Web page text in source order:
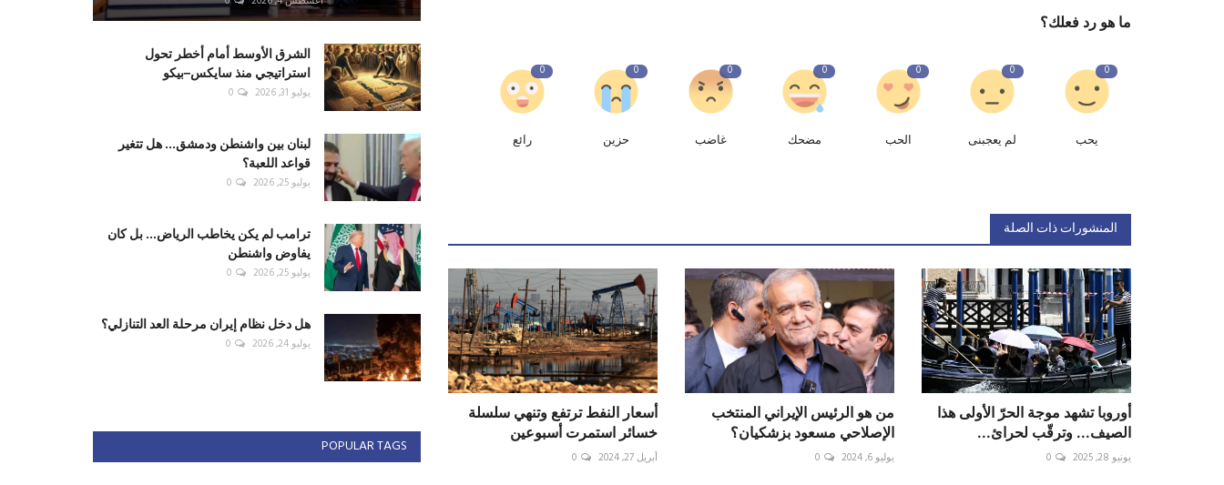
ما هو رد فعلك؟
0
يحب
0
لم يعجبنى
0
الحب
0
مضحك
0
غاضب
0
حزين
0
رائع
المنشورات ذات الصلة
أوروبا تشهد موجة الحرّ الأولى هذا
الصيف... وترقّب لحرائ...
يونيو 28, 2025 0
من هو الرئيس الإيراني المنتخب
الإصلاحي مسعود بزشكيان؟
يوليو 6, 2024 0
أسعار النفط ترتفع وتنهي سلسلة
خسائر استمرت أسبوعين
أبريل 27, 2024 0
الشرق الأوسط أمام أخطر تحول
استراتيجي منذ سايكس–بيكو
يوليو 31, 2026 0
لبنان بين واشنطن ودمشق... هل تتغير
قواعد اللعبة؟
يوليو 25, 2026 0
ترامب لم يكن يخاطب الرياض... بل كان
يفاوض واشنطن
يوليو 25, 2026 0
هل دخل نظام إيران مرحلة العد التنازلي؟
يوليو 24, 2026 0
POPULAR TAGS